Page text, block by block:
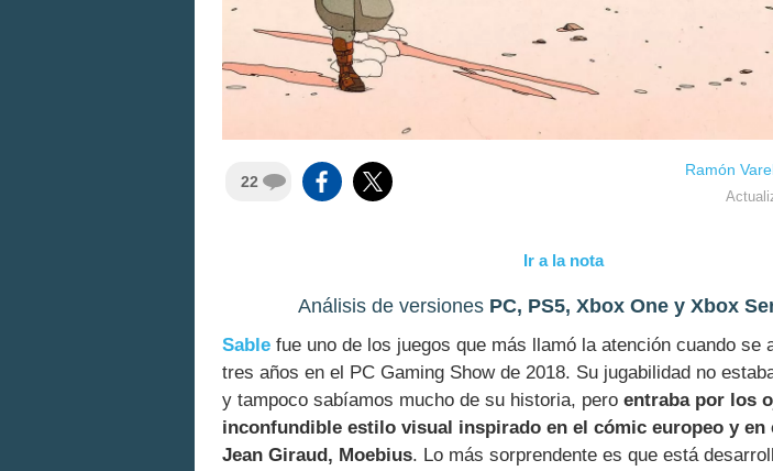
22
Ramón
Ir a la nota
Análisis de versiones PC, PS5, Xbox One y Xbox
Sable fue uno de los juegos que más llamó la atención cuando se
tres años en el PC Gaming Show de 2018. Su jugabilidad no
y tampoco sabíamos mucho de su historia, pero entraba por los
inconfundible estilo visual inspirado en el cómic europeo y en
Jean Giraud, Moebius. Lo más sorprendente es que está